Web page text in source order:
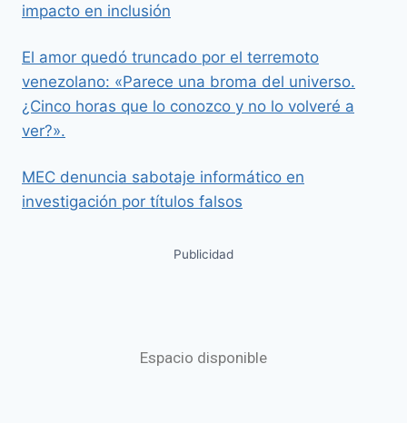
impacto en inclusión
El amor quedó truncado por el terremoto
venezolano: «Parece una broma del universo.
¿Cinco horas que lo conozco y no lo volveré a
ver?».
MEC denuncia sabotaje informático en
investigación por títulos falsos
Publicidad
Espacio disponible